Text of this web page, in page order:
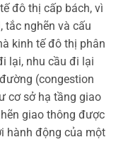
đô thị cấp bách, vì
tắc nghẽn và cấu
kinh tế đô thị phân
lại, nhu cầu đi lại
(congestion
cơ sở hạ tầng giao
giao thông được
hành động của một